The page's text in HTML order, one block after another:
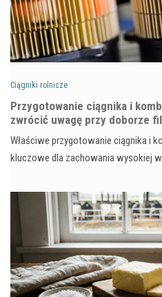
Ciągniki rolnicze
Przygotowanie ciągnika i
zwrócić uwagę przy doborze
Właściwe przygotowanie ciągnika i
kluczowe dla zachowania wysokiej